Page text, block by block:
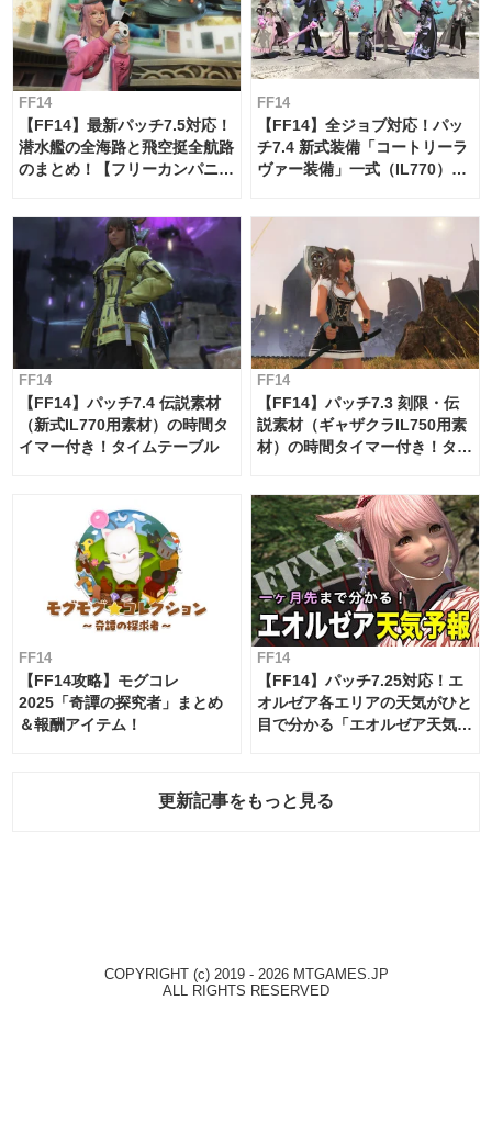
FF14
【FF14】最新パッチ7.5対応！
潜水艦の全海路と飛空挺全航路
のまとめ！【フリーカンパニ
FF14
【FF14】全ジョブ対応！パッ
チ7.4 新式装備「コートリーラ
ヴァー装備」一式（IL770）の
FF14
【FF14】パッチ7.4 伝説素材
（新式IL770用素材）の時間タ
イマー付き！タイムテーブル
FF14
【FF14】パッチ7.3 刻限・伝
説素材（ギャザクラIL750用素
材）の時間タイマー付き！タイ
FF14
【FF14攻略】モグコレ
2025「奇譚の探究者」まとめ
＆報酬アイテム！
FF14
【FF14】パッチ7.25対応！エ
オルゼア各エリアの天気がひと
目で分かる「エオルゼア天気予
更新記事をもっと見る
COPYRIGHT (c) 2019 - 2026 MTGAMES.JP
ALL RIGHTS RESERVED